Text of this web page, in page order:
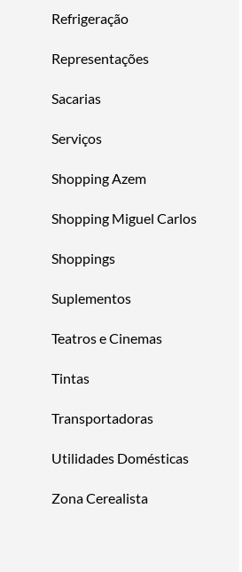
Refrigeração
Representações
Sacarias
Serviços
Shopping Azem
Shopping Miguel Carlos
Shoppings
Suplementos
Teatros e Cinemas
Tintas
Transportadoras
Utilidades Domésticas
Zona Cerealista